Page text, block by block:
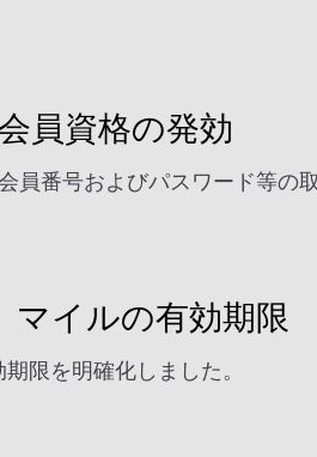
員資格の発効
員番号およびパスワード等の
イルの有効期限
限を明確化しました。